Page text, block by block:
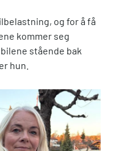
og for å få
kommer seg
stående bak
hun.